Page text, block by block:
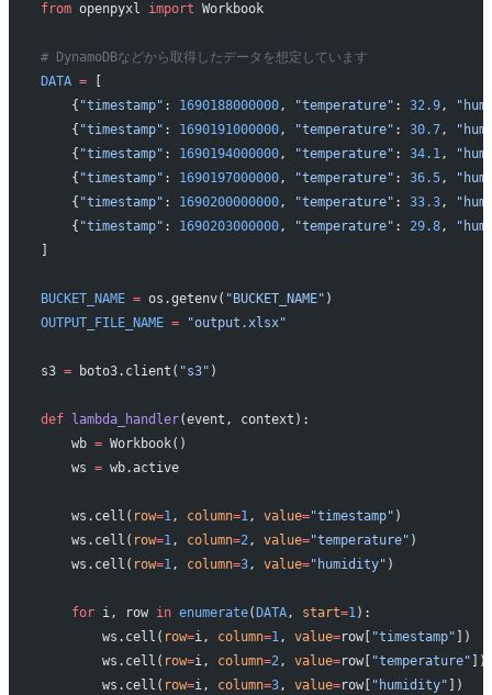
from openpyxl import Workbook
# DynamoDBなどから取得したデータを想定しています
DATA = [
    {
"timestamp" : 1690188000000, "temperature" : 32.9,
    {
"timestamp" : 1690191000000, "temperature" : 30.7,
    {
"timestamp" : 1690194000000, "temperature" : 34.1,
    {
"timestamp" : 1690197000000, "temperature" : 36.5,
    {
"timestamp" : 1690200000000, "temperature" : 33.3,
    {
"timestamp" : 1690203000000, "temperature" : 29.8,
BUCKET_NAME = os.getenv( "BUCKET_NAME" )
OUTPUT_FILE_NAME = "output.xlsx"
s3 = boto3.client( "s3" )
def lambda_handler(event, context):
    wb
= Workbook()
    ws
= wb.active
    ws.cell(
row=1, column=1, value="timestamp" )
    ws.cell(
row=1, column=2, value="temperature" )
    ws.cell(
row=1, column=3, value="humidity" )
    for
i, row in enumerate( DATA, start=1):
        ws.cell(
row=i, column=1, value=row[ "timestamp" ])
        ws.cell(
row=i, column=2, value=row[ "temperature" ])
        ws.cell(
row=i, column=3, value=row[ "humidity" ])